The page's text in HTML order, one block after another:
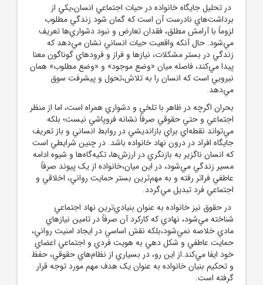
در تحليل جايگاه خانواده در حيات اجتماعي انسان،يکي از
برداشت‌هاي نادرست آن است که گمان شود زندگي مطلوب
لزوماً با آرامش مطلق، فقدان تعارض و نبود دشواري‌ها تعريف
مي‌شود. حال آنکه واقعيت حيات انساني نشان مي‌دهد که
زندگي در بستر مشکلات، نيازها و فراز و فرودهاي گوناگون معنا
پيدا مي‌کند، فاصله ميان «وضع موجود» و «وضع مطلوب» همان
نيرويي است که انسان را به تلاش،تحول و پيشرفت سوق
مي‌دهد.
بحران اگرچه در ظاهر با تلخي و دشواري همراه است، اما از منظر
اجتماعي و حتي حقوقي صرفاً نشانه فروپاشي نيست؛ بلکه
مي‌تواند نقطه‌اي براي بازانديشي در روابط انساني و باز تعريف
جايگاه افراد در درون نهاد خانواده باشد. در چنين شرايطي است
که انسان ناگزير به بازنگري در ارزش‌ها، تکيه‌گاه‌ها و شيوه ادامه
مسير زندگي مي‌شود، در اين ميان،خانواده از يک پيوند صرفاً
عاطفي فراتر رفته و به مهم‌ترين بستر حمايت رواني، اخلاقي و
اجتماعي فرد تبديل مي‌گردد.
در حقوق نيز خانواده به عنوان بنيادي‌ترين نهاد اجتماعي
شناخته مي‌شود، نهادي که کارکرد آن صرفاً در تامين نيازهاي
مادي خلاصه نمي‌شود،بلکه نقش اساسي در ايجاد امنيت رواني،
حمايت عاطفي و شکل دهي به هويت فردي و اجتماعي اعضاي
خود ايفا مي‌کند.از اين رو، در بسياري از نظام‌هاي حقوقي، حفظ
و تحکيم بنيان خانواده به عنوان يک هدف مهم مورد توجه قرار
گرفته است.